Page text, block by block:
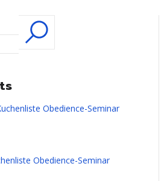
Obedience-Seminar
Obedience-Seminar